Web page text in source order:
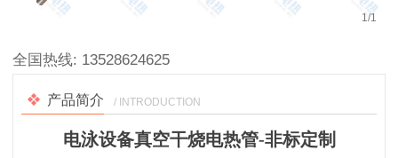
1 /1
全国热线: 13528624625
产品简介 / INTRODUCTION
电泳设备真空干烧电热管-非标定制